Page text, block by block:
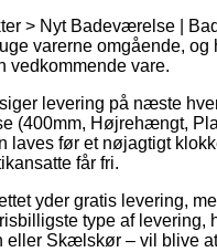
> Nyt Badeværelse |
varerne omgående,
vedkommende vare.
levering på næste
(400mm, Højrehængt,
laves før et nøjagtigt
får fri.
yder gratis levering,
type af
eller Skælskør – vil blive